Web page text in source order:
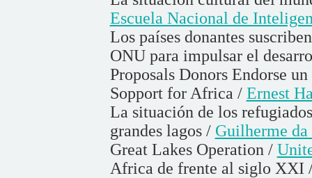
Escuela Nacional de
Los países donantes
ONU para impulsar el
Proposals Donors Endorse
Sopport for Africa / Ernest
La situación de los
grandes lagos / Guilherme da
Great Lakes Operation /
Africa de frente al siglo XXI